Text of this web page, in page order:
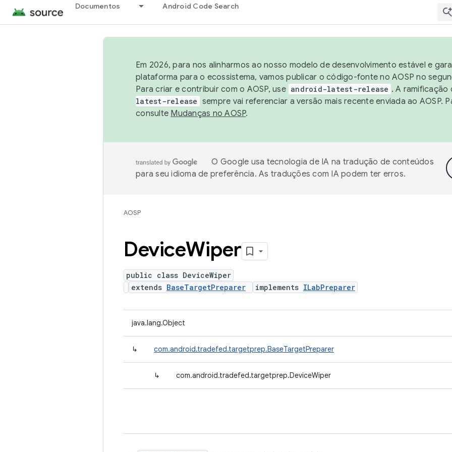
Documentos Android Code Search
Em 2026, para nos alinharmos ao nosso modelo de desenvolvimento estável e
plataforma para o ecossistema, vamos publicar o código-fonte no AOSP no
Para criar e contribuir com o AOSP, use android-latest-release . A ramificação
latest-release sempre vai referenciar a versão mais recente enviada ao AOSP.
consulte Mudanças no AOSP.
O Google usa tecnologia de IA na tradução de conteúdos
para seu idioma de preferência. As traduções com IA podem ter erros.
AOSP
DeviceWiper
public class DeviceWiper
extends BaseTargetPreparer implements ILabPreparer
java.lang.Object
↳ com.android.tradefed.targetprep.BaseTargetPreparer
↳ com.android.tradefed.targetprep.DeviceWiper